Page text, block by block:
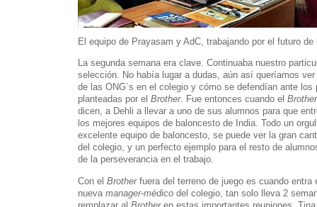
El equipo de Prayasam y AdC, trabajando por el futuro
La segunda semana era clave. Continuaba nuestro
selección. No había lugar a dudas, aún así queríamos
de las ONG´s en el colegio y cómo se defendían ante
planteadas por el Brother. Fue entonces cuando el
dicen, a Dehli a llevar a uno de sus alumnos para que
los mejores equipos de baloncesto de India. Todo un
excelente equipo de baloncesto, se puede ver la gran
del colegio, y un perfecto ejemplo para el resto de
de la perseverancia en el trabajo.
Con el Brotherfuera del terreno de juego es cuando entra
nueva manager-médico del colegio, tan solo lleva 2